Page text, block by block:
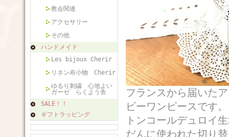
教会関連
アクセサリー
その他
ハンドメイド
Les bijoux Cherir
リネン布小物 Cherir
ゆるり刺繍 心地よい
ガーゼ らくよう舎
SALE！！
ギフトラッピング
フランスから届いた
ビーワンピースです
トンコールデュロイ
だんに使われた切り